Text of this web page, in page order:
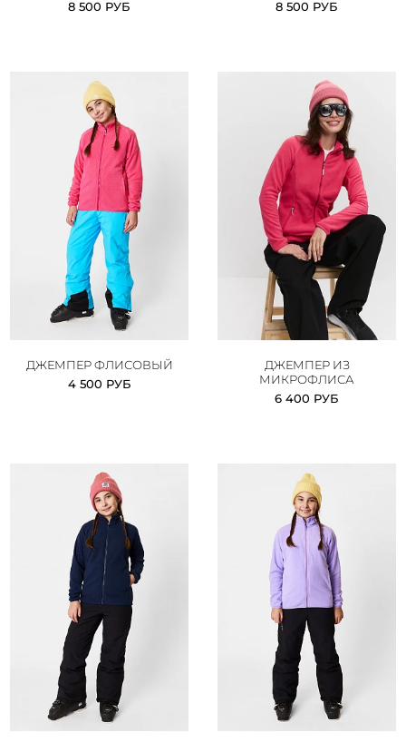
8 500 РУБ
8 500 РУБ
ДЖЕМПЕР ФЛИСОВЫЙ
4 500 РУБ
ДЖЕМПЕР ИЗ
МИКРОФЛИСА
6 400 РУБ